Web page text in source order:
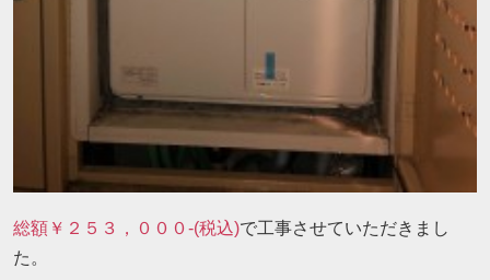
総額￥２５３，０００-(税込)で工事させていただきまし
た。